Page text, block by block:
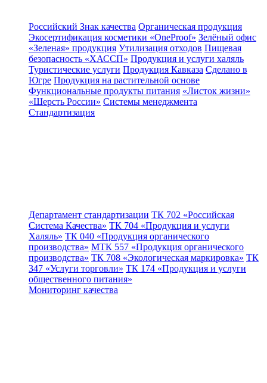
Российский Знак качества Органическая продукция
Экосертификация косметики «OneProof» Зелёный офис
«Зеленая» продукция Утилизация отходов Пищевая
безопасность «ХАССП» Продукция и услуги халяль
Туристические услуги Продукция Кавказа Сделано в
Югре Продукция на растительной основе
Функциональные продукты питания «Листок жизни»
«Шерсть России» Системы менеджмента
Стандартизация
Департамент стандартизации ТК 702 «Российская
Система Качества» ТК 704 «Продукция и услуги
Халяль» ТК 040 «Продукция органического
производства» МТК 557 «Продукция органического
производства» ТК 708 «Экологическая маркировка» ТК
347 «Услуги торговли» ТК 174 «Продукция и услуги
общественного питания»
Мониторинг качества